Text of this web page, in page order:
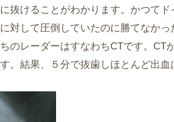
抜けることがわかります。かつて
対して圧倒していたのに勝てなか
のレーダーはすなわちCTです。CT
。結果、５分で抜歯しほとんど出